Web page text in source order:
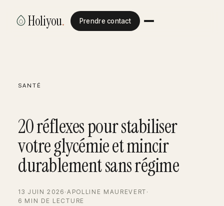
Holiyou. Prendre contact
SANTÉ
20 réflexes pour stabiliser
votre glycémie et mincir
durablement sans régime
13 JUIN 2026 · APOLLINE MAUREVERT ·
6 MIN DE LECTURE